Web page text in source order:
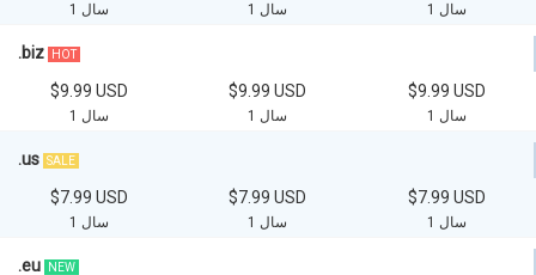
1 سال 1 سال 1 سال
.biz HOT
$9.99 USD
1 سال
$9.99 USD
1 سال
$9.99 USD
1 سال
.us SALE
$7.99 USD
1 سال
$7.99 USD
1 سال
$7.99 USD
1 سال
.eu NEW